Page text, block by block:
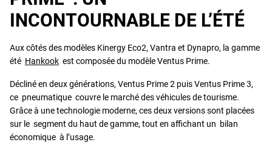
INCONTOURNABLE DE L’ÉTÉ
Aux côtés des modèles Kinergy Eco2, Vantra et Dynapro, la gamme
été Hankook est composée du modèle Ventus Prime.
Décliné en deux générations, Ventus Prime 2 puis Ventus Prime 3,
ce pneumatique couvre le marché des véhicules de tourisme.
Grâce à une technologie moderne, ces deux versions sont placées
sur le segment du haut de gamme, tout en affichant un bilan
économique à l’usage.